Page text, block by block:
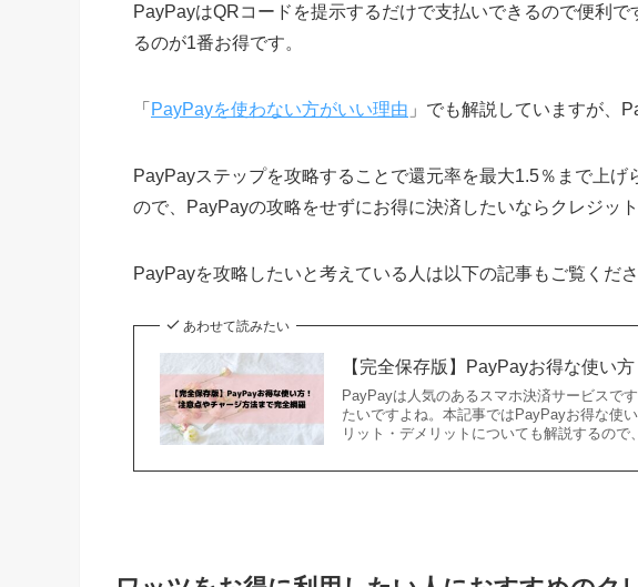
PayPayはQRコードを提示するだけで支払いできるので便利
るのが1番お得です。
「 PayPayを使わない方がいい理由 」でも解説していますが、
PayPayステップを攻略することで還元率を最大1.5％まで上
ので、PayPayの攻略をせずにお得に決済したいならクレジッ
PayPayを攻略したいと考えている人は以下の記事もご覧くださ
あわせて読みたい
【完全保存版】PayPayお得な使い
PayPayは人気のあるスマホ決済サービスで
たいですよね。本記事ではPayPayお得な使
リット・デメリットについても解説するので